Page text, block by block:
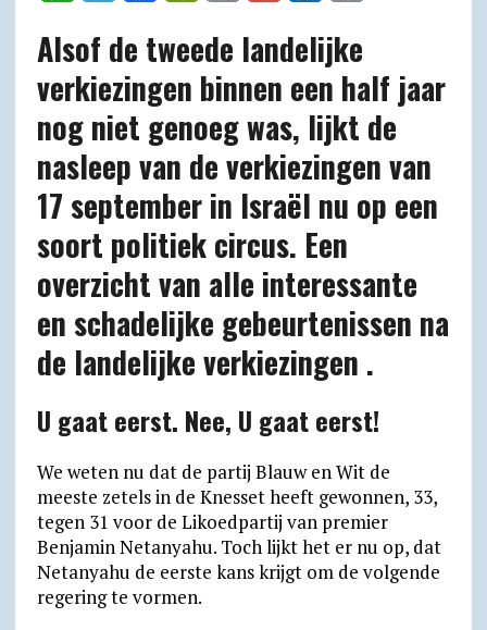
a
t
s
A
p
p
l
e
g
a
m
c
e
b
o
o
k
i
n
t
F
r
i
e
n
d
y
i
l
a
i
l
t
l
o
o
k
.
c
o
m
n
Alsof de tweede landelijke
verkiezingen binnen een half jaar
nog niet genoeg was, lijkt de
nasleep van de verkiezingen van
17 september in Israël nu op een
soort politiek circus. Een
overzicht van alle interessante
en schadelijke gebeurtenissen na
de landelijke verkiezingen .
U gaat eerst. Nee, U gaat eerst!
We weten nu dat de partij Blauw en Wit de
meeste zetels in de Knesset heeft gewonnen, 33,
tegen 31 voor de Likoedpartij van premier
Benjamin Netanyahu. Toch lijkt het er nu op, dat
Netanyahu de eerste kans krijgt om de volgende
regering te vormen.